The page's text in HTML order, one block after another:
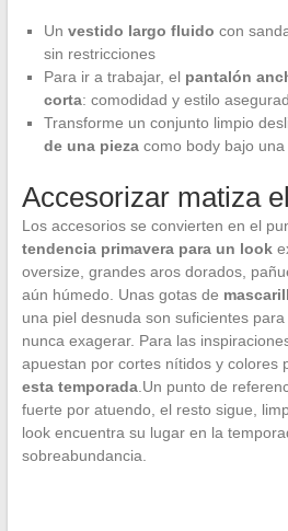
Un vestido largo fluido con
sin restricciones
Para ir a trabajar, el pantalón
corta: comodidad y estilo
Transforme un conjunto limpio
de una piezacomo body bajo una
Accesorizar matiza
Los accesorios se convierten en el
tendencia primavera para un look
oversize, grandes aros dorados,
aún húmedo. Unas gotas de
una piel desnuda son suficientes
nunca exagerar. Para las
apuestan por cortes nítidos y colores
esta temporada.Un punto de
fuerte por atuendo, el resto sigue,
look encuentra su lugar en la
sobreabundancia.